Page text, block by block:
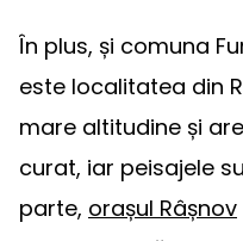
În plus, și comuna
este localitatea din
mare altitudine și
curat, iar peisajele
parte, orașul Râșnov